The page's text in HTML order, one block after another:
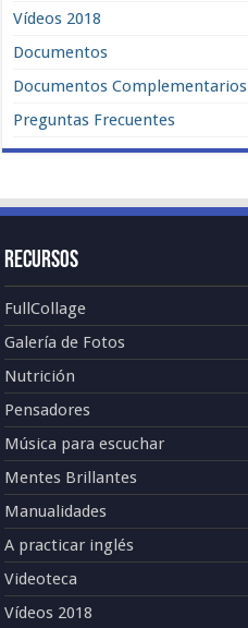
Vídeos 2018
Documentos
Documentos Complementarios
Preguntas Frecuentes
Recursos
FullCollage
Galería de Fotos
Nutrición
Pensadores
Música para escuchar
Mentes Brillantes
Manualidades
A practicar inglés
Videoteca
Vídeos 2018